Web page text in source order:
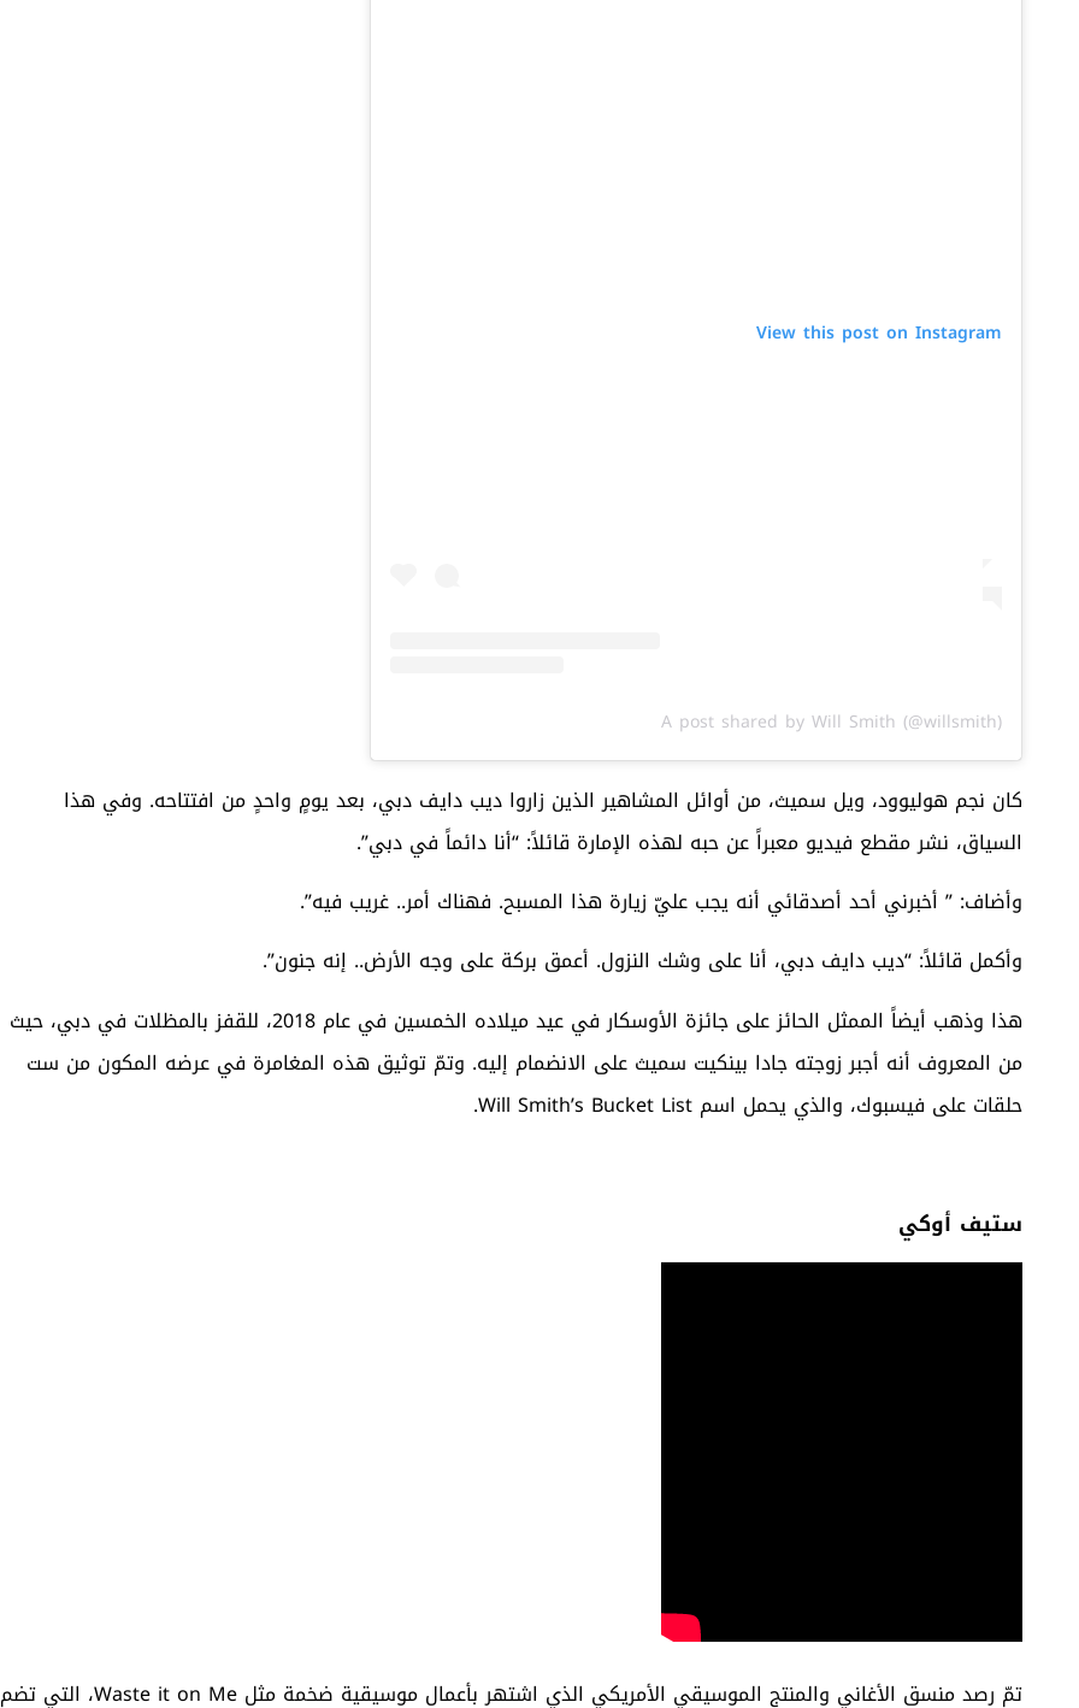
View this post on Instagram
A post shared by Will Smith (@willsmith)
كان نجم هوليوود، ويل سميث، من أوائل المشاهير الذين زاروا ديب دايف دبي، بعد يومٍ واحدٍ من افتتاحه. وفي هذا
السياق، نشر مقطع فيديو معبراً عن حبه لهذه الإمارة قائلاً: “أنا دائماً في دبي”.
وأضاف: ” أخبرني أحد أصدقائي أنه يجب عليّ زيارة هذا المسبح. فهناك أمر.. غريب فيه”.
وأكمل قائلاً: “ديب دايف دبي، أنا على وشك النزول. أعمق بركة على وجه الأرض.. إنه جنون”.
هذا وذهب أيضاً الممثل الحائز على جائزة الأوسكار في عيد ميلاده الخمسين في عام 2018، للقفز بالمظلات في دبي، حيث
من المعروف أنه أجبر زوجته جادا بينكيت سميث على الانضمام إليه. وتمّ توثيق هذه المغامرة في عرضه المكون من ست
حلقات على فيسبوك، والذي يحمل اسم Will Smith’s Bucket List.
ستيف أوكي
تمّ رصد منسق الأغاني والمنتج الموسيقي الأمريكي الذي اشتهر بأعمال موسيقية ضخمة مثل Waste it on Me، التي تضم